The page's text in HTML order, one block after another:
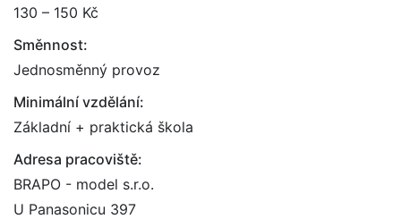
130 – 150 Kč
Směnnost:
Jednosměnný provoz
Minimální vzdělání:
Základní + praktická škola
Adresa pracoviště:
BRAPO - model s.r.o.
U Panasonicu 397